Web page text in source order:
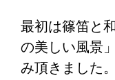
最初は篠笛と
の美しい風景
み頂きました